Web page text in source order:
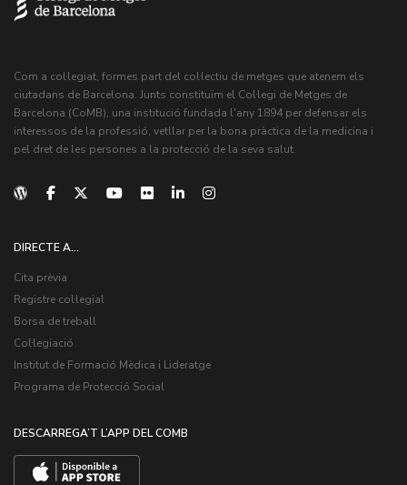
Com a col·legiat, formes part del col·lectiu de metges que atenem els
ciutadans de Barcelona. Junts constituïm el Col·legi de Metges de
Barcelona (CoMB), una institució fundada l'any 1894 per defensar els
interessos de la professió, vetllar per la bona pràctica de la medicina i
pel dret de les persones a la protecció de la seva salut.
DIRECTE A...
Cita prèvia
Registre col·legial
Borsa de treball
Col·legiació
Institut de Formació Mèdica i Lideratge
Programa de Protecció Social
DESCARREGA’T L’APP DEL COMB